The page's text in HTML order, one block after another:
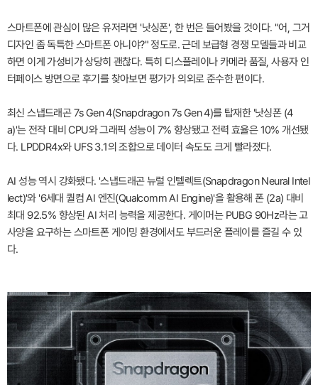
스마트폰에 관심이 많은 유저라면 '낫싱폰', 한 번은 들어봤을 것이다. "어, 그거
디자인 좀 독특한 스마트폰 아니야?" 정도로. 근데 보급형 경쟁 모델들과 비교
하면 이게 가성비가 상당히 괜찮다. 특히 디스플레이나 카메라 품질, 사용자 인
터페이스 방면으로 후기를 찾아보면 평가가 의외로 준수한 편이다.
최신 스냅드래곤 7s Gen 4(Snapdragon 7s Gen 4)를 탑재한 '낫싱폰 (4
a)'는 전작 대비 CPU와 그래픽 성능이 7% 향상됐고 전력 효율은 10% 개선됐
다. LPDDR4x와 UFS 3.1의 조합으로 데이터 속도도 크게 빨라졌다.
AI 성능 역시 강화됐다. '스냅드래곤 뉴럴 인텔렉트(Snapdragon Neural Intel
lect)'와 '6세대 퀄컴 AI 엔진(Qualcomm AI Engine)'을 활용해 폰 (2a) 대비
최대 92.5% 향상된 AI 처리 능력을 제공한다. 게이머는 PUBG 90Hz라는 고
사양을 요구하는 스마트폰 게이밍 환경에서도 부드러운 플레이를 즐길 수 있
다.